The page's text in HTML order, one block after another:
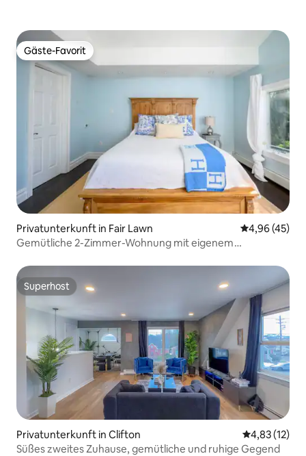
Gäste-Favorit
Gäste-Favorit
Privatunterkunft in Fair Lawn
4,96 (45)
Gemütliche 2-Zimmer-Wohnung mit eigenem
Superhost
Superhost
Privatunterkunft in Clifton
4,83 (12)
Süßes zweites Zuhause, gemütliche und ruhige Gegend